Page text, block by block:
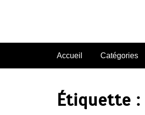
Accueil Catégories
Étiquette :